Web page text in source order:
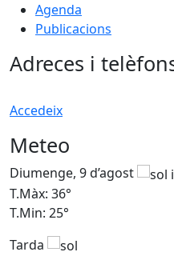
Agenda
Publicacions
Adreces i
Accedeix
Meteo
Diumenge, 9 d’agost
T.Màx: 36°
T.Min: 25°
Tarda